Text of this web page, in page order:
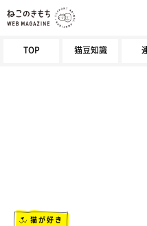
TOP 猫豆知識
猫が好き